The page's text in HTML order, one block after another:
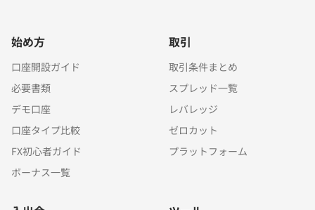
始め方
口座開設ガイド
必要書類
デモ口座
口座タイプ比較
FX初心者ガイド
ボーナス一覧
取引
取引条件まとめ
スプレッド一覧
レバレッジ
ゼロカット
プラットフォーム